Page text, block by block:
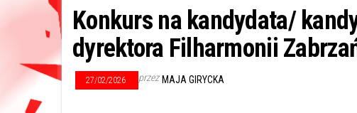
Konkurs na kandydata/
dyrektora Filharmonii
27/02/2026 przez MAJA GIRYCKA